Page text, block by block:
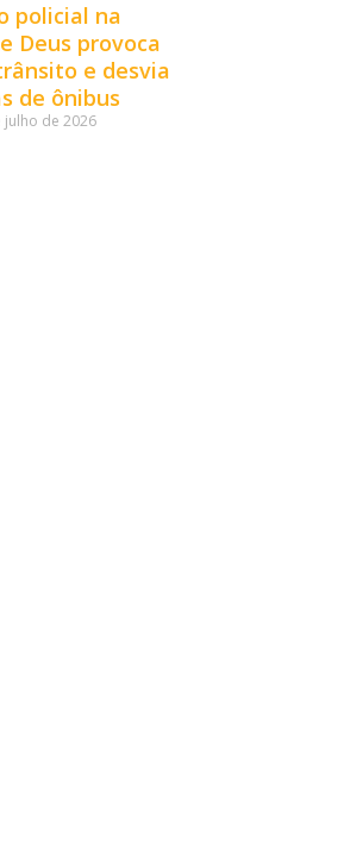
policial na
Deus provoca
e desvia
de ônibus
julho de 2026